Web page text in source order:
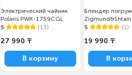
Электрический чайник
Polaris PWK-1759CGL
5
(13)
27 990 ₸
В корзину
Блендер
5
(1)
19 990 ₸
В